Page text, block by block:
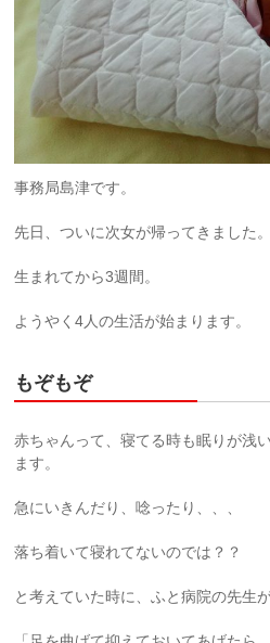
事務局島津です。
先日、ついに次女が帰ってきました。
生まれてから3週間。
ようやく4人の生活が始まります。
もぞもぞ
赤ちゃんって、寝てる時も眠りが浅
ます。
急にいきんだり、唸ったり、、、
落ち着いて寝れてないのでは？？
と考えていた時に、ふと病院の先生